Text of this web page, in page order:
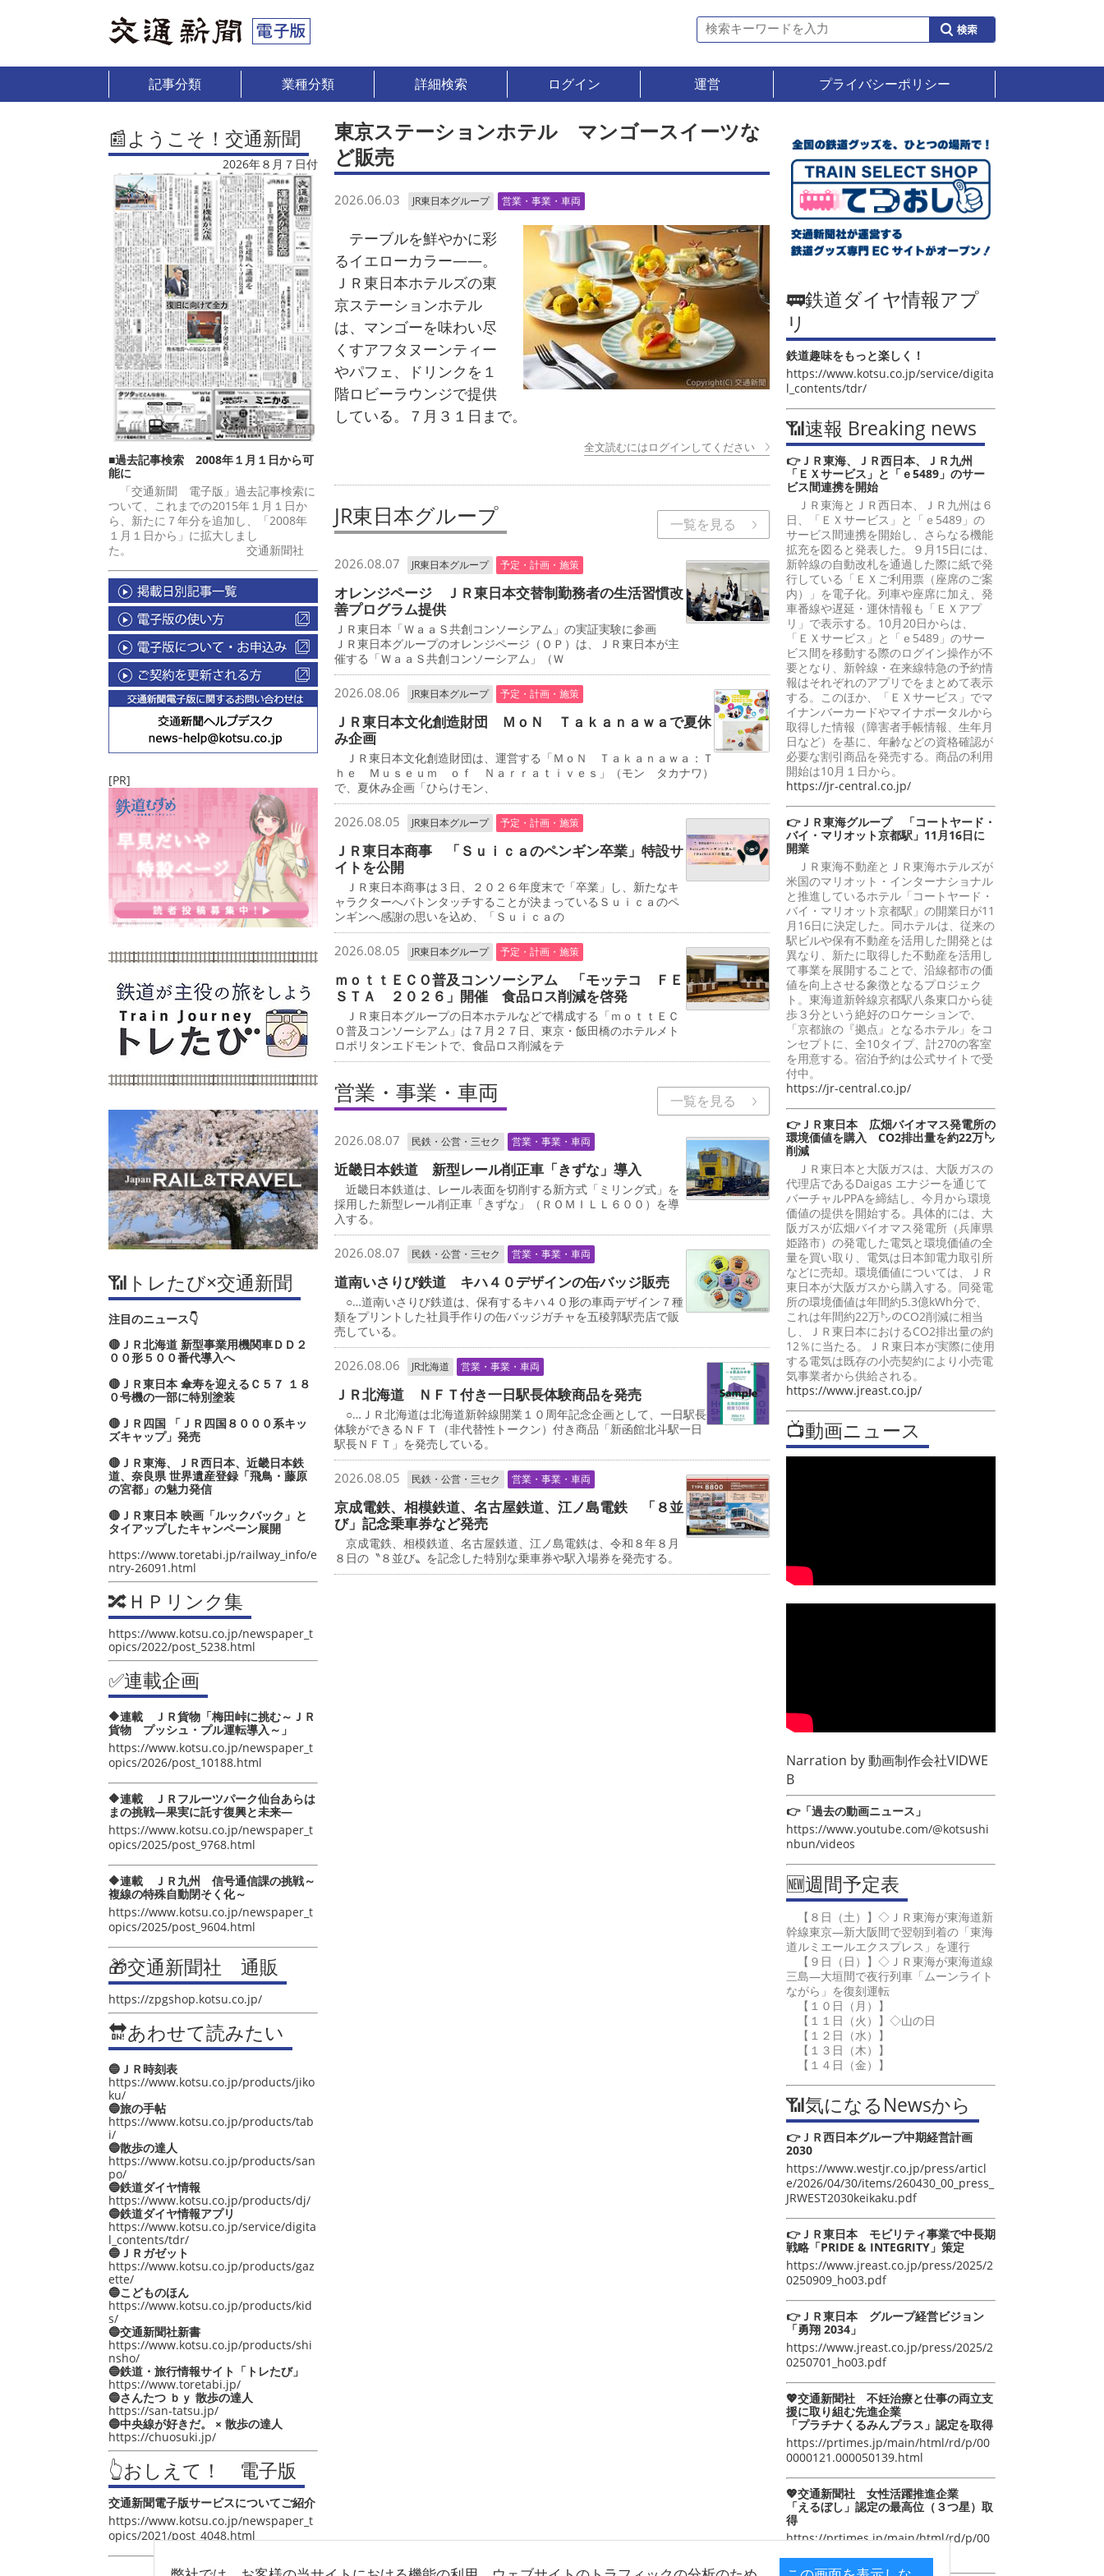
記事分類 業種分類 詳細検索 ログイン 運営 プライバシーポリシー
📰ようこそ！交通新聞
2026年８月７日付
■過去記事検索 2008年１月１日から可
能に
「交通新聞 電子版」過去記事検索に
ついて、これまでの2015年１月１日か
ら、新たに７年分を追加し、「2008年
１月１日から」に拡大しまし
た。 交通新聞社
[PR]
📶トレたび×交通新聞
注目のニュース👇
🔴ＪＲ北海道 新型事業用機関車ＤＤ２
００形５００番代導入へ
🔴ＪＲ東日本 傘寿を迎えるＣ５７ １８
０号機の一部に特別塗装
🔴ＪＲ四国 「ＪＲ四国８０００系キッ
ズキャップ」発売
🔴ＪＲ東海、ＪＲ西日本、近畿日本鉄
道、奈良県 世界遺産登録「飛鳥・藤原
の宮都」の魅力発信
🔴ＪＲ東日本 映画「ルックバック」と
タイアップしたキャンペーン展開
https://www.toretabi.jp/railway_info/e
ntry-26091.html
🔀ＨＰリンク集
https://www.kotsu.co.jp/newspaper_t
opics/2022/post_5238.html
✅連載企画
🔶連載 ＪＲ貨物「梅田峠に挑む～ＪＲ
貨物 プッシュ・プル運転導入～」
https://www.kotsu.co.jp/newspaper_t
opics/2026/post_10188.html
🔶連載 ＪＲフルーツパーク仙台あらは
まの挑戦―果実に託す復興と未来―
https://www.kotsu.co.jp/newspaper_t
opics/2025/post_9768.html
🔶連載 ＪＲ九州 信号通信課の挑戦～
複線の特殊自動閉そく化～
https://www.kotsu.co.jp/newspaper_t
opics/2025/post_9604.html
🎁交通新聞社 通販
https://zpgshop.kotsu.co.jp/
🔛あわせて読みたい
🔵ＪＲ時刻表
https://www.kotsu.co.jp/products/jiko
ku/
🔵旅の手帖
https://www.kotsu.co.jp/products/tab
i/
🔵散歩の達人
https://www.kotsu.co.jp/products/san
po/
🔵鉄道ダイヤ情報
https://www.kotsu.co.jp/products/dj/
🔵鉄道ダイヤ情報アプリ
https://www.kotsu.co.jp/service/digita
l_contents/tdr/
🔵ＪＲガゼット
https://www.kotsu.co.jp/products/gaz
ette/
🔵こどものほん
https://www.kotsu.co.jp/products/kid
s/
🔵交通新聞社新書
https://www.kotsu.co.jp/products/shi
nsho/
🔵鉄道・旅行情報サイト「トレたび」
https://www.toretabi.jp/
🔵さんたつ ｂｙ 散歩の達人
https://san-tatsu.jp/
🔵中央線が好きだ。 × 散歩の達人
https://chuosuki.jp/
👆おしえて！ 電子版
交通新聞電子版サービスについてご紹介
https://www.kotsu.co.jp/newspaper_t
opics/2021/post_4048.html
東京ステーションホテル マンゴースイーツな
ど販売
2026.06.03 JR東日本グループ 営業・事業・車両
テーブルを鮮やかに彩
るイエローカラー――。
ＪＲ東日本ホテルズの東
京ステーションホテル
は、マンゴーを味わい尽
くすアフタヌーンティー
やパフェ、ドリンクを１
階ロビーラウンジで提供
している。７月３１日まで。
全文読むにはログインしてください
JR東日本グループ 一覧を見る
2026.08.07 JR東日本グループ 予定・計画・施策
オレンジページ ＪＲ東日本交替制勤務者の生活習慣改
善プログラム提供
ＪＲ東日本「ＷａａＳ共創コンソーシアム」の実証実験に参画
ＪＲ東日本グループのオレンジページ（ＯＰ）は、ＪＲ東日本が主
催する「ＷａａＳ共創コンソーシアム」（Ｗ
2026.08.06 JR東日本グループ 予定・計画・施策
ＪＲ東日本文化創造財団 ＭｏＮ Ｔａｋａｎａｗａで夏休
み企画
ＪＲ東日本文化創造財団は、運営する「ＭｏＮ Ｔａｋａｎａｗａ：Ｔ
ｈｅ Ｍｕｓｅｕｍ ｏｆ Ｎａｒｒａｔｉｖｅｓ」（モン タカナワ）
で、夏休み企画「ひらけモン、
2026.08.05 JR東日本グループ 予定・計画・施策
ＪＲ東日本商事 「Ｓｕｉｃａのペンギン卒業」特設サ
イトを公開
ＪＲ東日本商事は３日、２０２６年度末で「卒業」し、新たなキ
ャラクターへバトンタッチすることが決まっているＳｕｉｃａのペ
ンギンへ感謝の思いを込め、「Ｓｕｉｃａの
2026.08.05 JR東日本グループ 予定・計画・施策
ｍｏｔｔＥＣＯ普及コンソーシアム 「モッテコ ＦＥ
ＳＴＡ ２０２６」開催 食品ロス削減を啓発
ＪＲ東日本グループの日本ホテルなどで構成する「ｍｏｔｔＥＣ
Ｏ普及コンソーシアム」は７月２７日、東京・飯田橋のホテルメト
ロポリタンエドモントで、食品ロス削減をテ
営業・事業・車両 一覧を見る
2026.08.07 民鉄・公営・三セク 営業・事業・車両
近畿日本鉄道 新型レール削正車「きずな」導入
近畿日本鉄道は、レール表面を切削する新方式「ミリング式」を
採用した新型レール削正車「きずな」（ＲＯＭＩＬＬ６００）を導
入する。
2026.08.07 民鉄・公営・三セク 営業・事業・車両
道南いさりび鉄道 キハ４０デザインの缶バッジ販売
○…道南いさりび鉄道は、保有するキハ４０形の車両デザイン７種
類をプリントした社員手作りの缶バッジガチャを五稜郭駅売店で販
売している。
2026.08.06 JR北海道 営業・事業・車両
ＪＲ北海道 ＮＦＴ付き一日駅長体験商品を発売
○…ＪＲ北海道は北海道新幹線開業１０周年記念企画として、一日駅長
体験ができるＮＦＴ（非代替性トークン）付き商品「新函館北斗駅一日
駅長ＮＦＴ」を発売している。
2026.08.05 民鉄・公営・三セク 営業・事業・車両
京成電鉄、相模鉄道、名古屋鉄道、江ノ島電鉄 「８並
び」記念乗車券など発売
京成電鉄、相模鉄道、名古屋鉄道、江ノ島電鉄は、令和８年８月
８日の〝８並び〟を記念した特別な乗車券や駅入場券を発売する。
🚃鉄道ダイヤ情報アプ
リ
鉄道趣味をもっと楽しく！
https://www.kotsu.co.jp/service/digita
l_contents/tdr/
📶速報 Breaking news
👉ＪＲ東海、ＪＲ西日本、ＪＲ九州
「ＥＸサービス」と「ｅ5489」のサー
ビス間連携を開始
ＪＲ東海とＪＲ西日本、ＪＲ九州は６
日、「ＥＸサービス」と「ｅ5489」の
サービス間連携を開始し、さらなる機能
拡充を図ると発表した。９月15日には、
新幹線の自動改札を通過した際に紙で発
行している「ＥＸご利用票（座席のご案
内）」を電子化。列車や座席に加え、発
車番線や遅延・運休情報も「ＥＸアプ
リ」で表示する。10月20日からは、
「ＥＸサービス」と「ｅ5489」のサー
ビス間を移動する際のログイン操作が不
要となり、新幹線・在来線特急の予約情
報はそれぞれのアプリでをまとめて表示
する。このほか、「ＥＸサービス」でマ
イナンバーカードやマイナポータルから
取得した情報（障害者手帳情報、生年月
日など）を基に、年齢などの資格確認が
必要な割引商品を発売する。商品の利用
開始は10月１日から。
https://jr-central.co.jp/
👉ＪＲ東海グループ 「コートヤード・
バイ・マリオット京都駅」11月16日に
開業
ＪＲ東海不動産とＪＲ東海ホテルズが
米国のマリオット・インターナショナル
と推進しているホテル「コートヤード・
バイ・マリオット京都駅」の開業日が11
月16日に決定した。同ホテルは、従来の
駅ビルや保有不動産を活用した開発とは
異なり、新たに取得した不動産を活用し
て事業を展開することで、沿線都市の価
値を向上させる象徴となるプロジェク
ト。東海道新幹線京都駅八条東口から徒
歩３分という絶好のロケーションで、
「京都旅の『拠点』となるホテル」をコ
ンセプトに、全10タイプ、計270の客室
を用意する。宿泊予約は公式サイトで受
付中。
https://jr-central.co.jp/
👉ＪＲ東日本 広畑バイオマス発電所の
環境価値を購入 CO2排出量を約22万㌧
削減
ＪＲ東日本と大阪ガスは、大阪ガスの
代理店であるDaigas エナジーを通じて
バーチャルPPAを締結し、今月から環境
価値の提供を開始する。具体的には、大
阪ガスが広畑バイオマス発電所（兵庫県
姫路市）の発電した電気と環境価値の全
量を買い取り、電気は日本卸電力取引所
などに売却。環境価値については、ＪＲ
東日本が大阪ガスから購入する。同発電
所の環境価値は年間約5.3億kWh分で、
これは年間約22万㌧のCO2削減に相当
し、ＪＲ東日本におけるCO2排出量の約
12％に当たる。ＪＲ東日本が実際に使用
する電気は既存の小売契約により小売電
気事業者から供給される。
https://www.jreast.co.jp/
📺動画ニュース
Narration by動画制作会社VIDWE
B
👉「過去の動画ニュース」
https://www.youtube.com/@kotsushi
nbun/videos
🆕週間予定表
【８日（土）】◇ＪＲ東海が東海道新
幹線東京―新大阪間で翌朝到着の「東海
道ルミエールエクスプレス」を運行
【９日（日）】◇ＪＲ東海が東海道線
三島―大垣間で夜行列車「ムーンライト
ながら」を復刻運転
【１０日（月）】
【１１日（火）】◇山の日
【１２日（水）】
【１３日（木）】
【１４日（金）】
📶気になるNewsから
👉ＪＲ西日本グループ中期経営計画
2030
https://www.westjr.co.jp/press/articl
e/2026/04/30/items/260430_00_press_
JRWEST2030keikaku.pdf
👉ＪＲ東日本 モビリティ事業で中長期
戦略「PRIDE & INTEGRITY」策定
https://www.jreast.co.jp/press/2025/2
0250909_ho03.pdf
👉ＪＲ東日本 グループ経営ビジョン
「勇翔 2034」
https://www.jreast.co.jp/press/2025/2
0250701_ho03.pdf
💖交通新聞社 不妊治療と仕事の両立支
援に取り組む先進企業
「プラチナくるみんプラス」認定を取得
https://prtimes.jp/main/html/rd/p/00
0000121.000050139.html
💖交通新聞社 女性活躍推進企業
「えるぼし」認定の最高位（３つ星）取
得
https://prtimes.jp/main/html/rd/p/00